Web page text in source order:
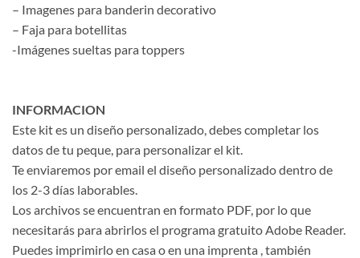
– Imagenes para banderin decorativo
– Faja para botellitas
-Imágenes sueltas para toppers
INFORMACION
Este kit es un diseño personalizado, debes completar los
datos de tu peque, para personalizar el kit.
Te enviaremos por email el diseño personalizado dentro de
los 2-3 días laborables.
Los archivos se encuentran en formato PDF, por lo que
necesitarás para abrirlos el programa gratuito Adobe Reader.
Puedes imprimirlo en casa o en una imprenta , también